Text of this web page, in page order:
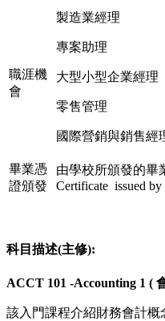
職涯機
會
製造業經理
專案助理
大型小型企業經理
零售管理
國際營銷與銷售經
畢業憑
證頒發
由學校所頒發的畢
Certificate issued by
科目描述(主修):
ACCT 101 -Accounting 1 (
該入門課程介紹財務會計概